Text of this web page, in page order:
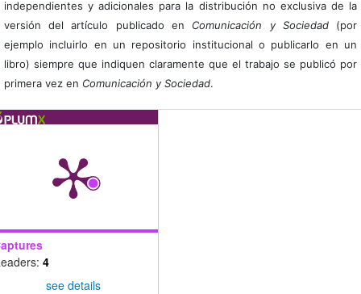
independientes y adicionales para la distribución no exclusiva de la
versión del artículo publicado en Comunicación y Sociedad(por
ejemplo incluirlo en un repositorio institucional o publicarlo en un
libro) siempre que indiquen claramente que el trabajo se publicó por
primera vez en Comunicación y Sociedad.
4
see details